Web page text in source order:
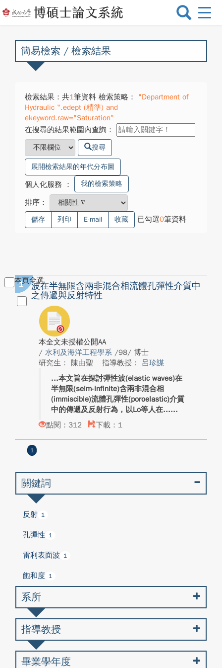
選
換
簡易檢索 / 檢索結果
檢索結果：共1筆資料 檢索策略：
"Department of
Hydraulic ".edept (精準) and
ekeyword.raw="Saturation"
在搜尋的結果範圍內查詢：
搜尋
展開檢索結果的年代分布圖
個人化服務 ： 我的檢索策略
排序：
儲存 列印 E-mail 收藏 已勾選0筆資料
本頁全選
1
波在半無限含兩非混合相流體孔彈性介質中
之傳遞與反射特性
本全文未授權公開AA
/ 水利及海洋工程學系 /98/ 博士
研究生： 陳由聖
指導教授： 呂珍謀
本文旨在探討彈性波(elastic waves)在
半無限(seim-infinite)含兩非混合相
(immiscible)流體孔彈性(poroelastic)介質
中的傳遞及反射行為，以Lo等人在...
點閱：312
下載：1
1
關鍵詞
反射 1
孔彈性 1
雷利表面波 1
飽和度 1
系所
指導教授
畢業學年度